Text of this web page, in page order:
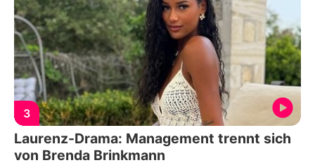
3
Laurenz-Drama: Management trennt sich
von Brenda Brinkmann